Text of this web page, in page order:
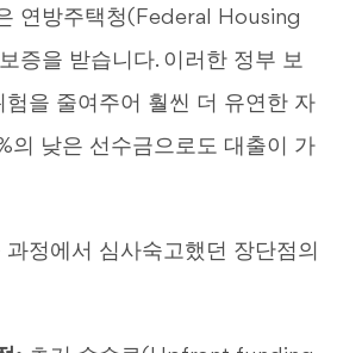
연방주택청(Federal Housing
증을 받습니다. 이러한 정부 보
을 줄여주어 훨씬 더 유연한 자
의 낮은 선수금으로도 대출이 가
정에서 심사숙고했던 장단점의